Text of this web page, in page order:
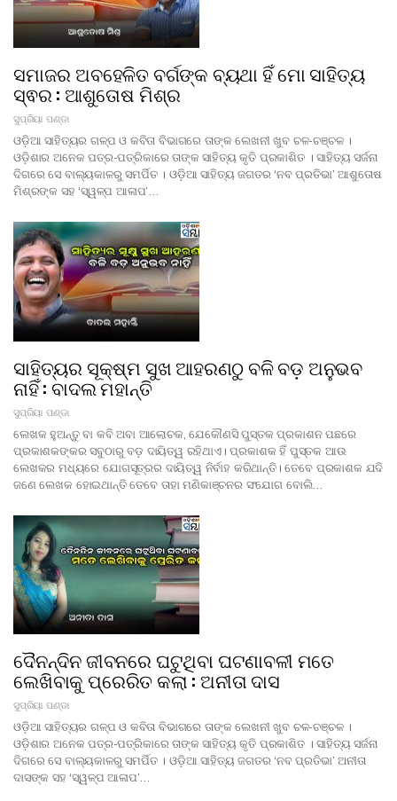
ସମାଜର ଅବହେଳିତ ବର୍ଗଙ୍କ ବ୍ୟଥା ହିଁ ମୋ ସାହିତ୍ୟ
ସ୍ଵର : ଆଶୁତୋଷ ମିଶ୍ର
ସୁପ୍ରିୟା ପଣ୍ଡା
ଓଡ଼ିଆ ସାହିତ୍ୟର ଗଳ୍ପ ଓ କବିତା ବିଭାଗରେ ତାଙ୍କ ଲେଖନୀ ଖୁବ ଚଳ-ଚଞ୍ଚଳ ।
ଓଡ଼ିଶାର ଅନେକ ପତ୍ର-ପତ୍ରିକାରେ ତାଙ୍କ ସାହିତ୍ୟ କୃତି ପ୍ରକାଶିତ । ସାହିତ୍ୟ ସର୍ଜନା
ଦିଗରେ ସେ ବାଲ୍ୟକାଳରୁ ସମର୍ପିତ । ଓଡ଼ିଆ ସାହିତ୍ୟ ଜଗତର ‘ନବ ପ୍ରତିଭା’ ଆଶୁତୋଷ
ମିଶ୍ରଙ୍କ ସହ ‘ସ୍ୱଳ୍ପ ଆଳାପ’…
ସାହିତ୍ୟର ସୂକ୍ଷ୍ମ ସୁଖ ଆହରଣଠୁ ବଳି ବଡ଼ ଅନୁଭବ
ନାହିଁ : ବାଦଲ ମହାନ୍ତି
ସୁପ୍ରିୟା ପଣ୍ଡା
ଲେଖକ ହୁଅନ୍ତୁ ବା କବି ଅବା ଆଲୋଚକ, ଯେକୌଣସି ପୁସ୍ତକ ପ୍ରକାଶନ ପଛରେ
ପ୍ରକାଶକଙ୍କର ସବୁଠାରୁ ବଡ଼ ଦାୟିତ୍ୱ ରହିଥାଏ। ପ୍ରକାଶକ ହିଁ ପୁସ୍ତକ ଆଉ
ଲେଖକର ମଧ୍ୟରେ ଯୋଗସୂତ୍ରର ଦାୟିତ୍ୱ ନିର୍ବାହ କରିଥାନ୍ତି। ତେବେ ପ୍ରକାଶକ ଯଦି
ଜଣେ ଲେଖକ ହୋଇଥାନ୍ତି ତେବେ ତାହା ମଣିକାଞ୍ଚନର ସଂଯୋଗ ବୋଲି…
ଦୈନନ୍ଦିନ ଜୀବନରେ ଘଟୁଥିବା ଘଟଣାବଳୀ ମତେ
ଲେଖିବାକୁ ପ୍ରେରିତ କଲା : ଅନୀତା ଦାସ
ସୁପ୍ରିୟା ପଣ୍ଡା
ଓଡ଼ିଆ ସାହିତ୍ୟର ଗଳ୍ପ ଓ କବିତା ବିଭାଗରେ ତାଙ୍କ ଲେଖନୀ ଖୁବ ଚଳ-ଚଞ୍ଚଳ ।
ଓଡ଼ିଶାର ଅନେକ ପତ୍ର-ପତ୍ରିକାରେ ତାଙ୍କ ସାହିତ୍ୟ କୃତି ପ୍ରକାଶିତ । ସାହିତ୍ୟ ସର୍ଜନା
ଦିଗରେ ସେ ବାଲ୍ୟକାଳରୁ ସମର୍ପିତ । ଓଡ଼ିଆ ସାହିତ୍ୟ ଜଗତର ‘ନବ ପ୍ରତିଭା’ ଅନୀତା
ଦାସଙ୍କ ସହ ‘ସ୍ୱଳ୍ପ ଆଳାପ’…